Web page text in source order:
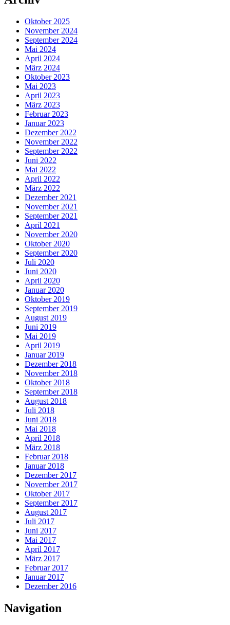
Oktober 2025
November 2024
September 2024
Mai 2024
April 2024
März 2024
Oktober 2023
Mai 2023
April 2023
März 2023
Februar 2023
Januar 2023
Dezember 2022
November 2022
September 2022
Juni 2022
Mai 2022
April 2022
März 2022
Dezember 2021
November 2021
September 2021
April 2021
November 2020
Oktober 2020
September 2020
Juli 2020
Juni 2020
April 2020
Januar 2020
Oktober 2019
September 2019
August 2019
Juni 2019
Mai 2019
April 2019
Januar 2019
Dezember 2018
November 2018
Oktober 2018
September 2018
August 2018
Juli 2018
Juni 2018
Mai 2018
April 2018
März 2018
Februar 2018
Januar 2018
Dezember 2017
November 2017
Oktober 2017
September 2017
August 2017
Juli 2017
Juni 2017
Mai 2017
April 2017
März 2017
Februar 2017
Januar 2017
Dezember 2016
Navigation